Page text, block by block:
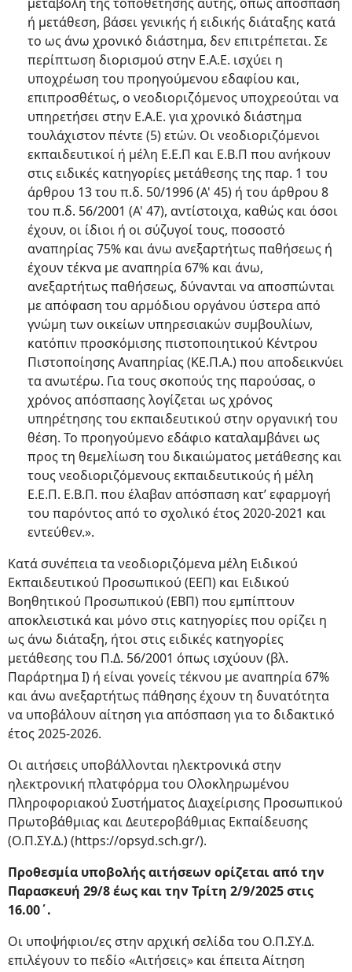
ή μετάθεση, βάσει γενικής ή ειδικής διάταξης κατά
το ως άνω χρονικό διάστημα, δεν επιτρέπεται. Σε
περίπτωση διορισμού στην Ε.Α.Ε. ισχύει η
υποχρέωση του προηγούμενου εδαφίου και,
επιπροσθέτως, ο νεοδιοριζόμενος υποχρεούται να
υπηρετήσει στην Ε.Α.Ε. για χρονικό διάστημα
τουλάχιστον πέντε (5) ετών. Οι νεοδιοριζόμενοι
εκπαιδευτικοί ή μέλη Ε.Ε.Π και Ε.Β.Π που ανήκουν
στις ειδικές κατηγορίες μετάθεσης της παρ. 1 του
άρθρου 13 του π.δ. 50/1996 (Α' 45) ή του άρθρου 8
του π.δ. 56/2001 (Α' 47), αντίστοιχα, καθώς και όσοι
έχουν, οι ίδιοι ή οι σύζυγοί τους, ποσοστό
αναπηρίας 75% και άνω ανεξαρτήτως παθήσεως ή
έχουν τέκνα με αναπηρία 67% και άνω,
ανεξαρτήτως παθήσεως, δύνανται να αποσπώνται
με απόφαση του αρμόδιου οργάνου ύστερα από
γνώμη των οικείων υπηρεσιακών συμβουλίων,
κατόπιν προσκόμισης πιστοποιητικού Κέντρου
Πιστοποίησης Αναπηρίας (ΚΕ.Π.Α.) που αποδεικνύει
τα ανωτέρω. Για τους σκοπούς της παρούσας, ο
χρόνος απόσπασης λογίζεται ως χρόνος
υπηρέτησης του εκπαιδευτικού στην οργανική του
θέση. Το προηγούμενο εδάφιο καταλαμβάνει ως
προς τη θεμελίωση του δικαιώματος μετάθεσης και
τους νεοδιοριζόμενους εκπαιδευτικούς ή μέλη
Ε.Ε.Π. Ε.Β.Π. που έλαβαν απόσπαση κατ’ εφαρμογή
του παρόντος από το σχολικό έτος 2020-2021 και
εντεύθεν.».
Κατά συνέπεια τα νεοδιοριζόμενα μέλη Ειδικού
Εκπαιδευτικού Προσωπικού (ΕΕΠ) και Ειδικού
Βοηθητικού Προσωπικού (ΕΒΠ) που εμπίπτουν
αποκλειστικά και μόνο στις κατηγορίες που ορίζει η
ως άνω διάταξη, ήτοι στις ειδικές κατηγορίες
μετάθεσης του Π.Δ. 56/2001 όπως ισχύουν (βλ.
Παράρτημα Ι) ή είναι γονείς τέκνου με αναπηρία 67%
και άνω ανεξαρτήτως πάθησης έχουν τη δυνατότητα
να υποβάλουν αίτηση για απόσπαση για το διδακτικό
έτος 2025-2026.
Οι αιτήσεις υποβάλλονται ηλεκτρονικά στην
ηλεκτρονική πλατφόρμα του Ολοκληρωμένου
Πληροφοριακού Συστήματος Διαχείρισης Προσωπικού
Πρωτοβάθμιας και Δευτεροβάθμιας Εκπαίδευσης
(Ο.Π.ΣΥ.Δ.) (https://opsyd.sch.gr/).
Προθεσμία υποβολής αιτήσεων ορίζεται από την
Παρασκευή 29/8 έως και την Τρίτη 2/9/2025 στις
16.00΄.
Οι υποψήφιοι/ες στην αρχική σελίδα του Ο.Π.ΣΥ.Δ.
επιλέγουν το πεδίο «Αιτήσεις» και έπειτα Αίτηση